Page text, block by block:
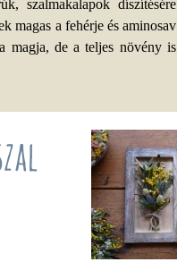
szalmakalapok díszítésére
magas a fehérje és aminosav
magja, de a teljes növény is